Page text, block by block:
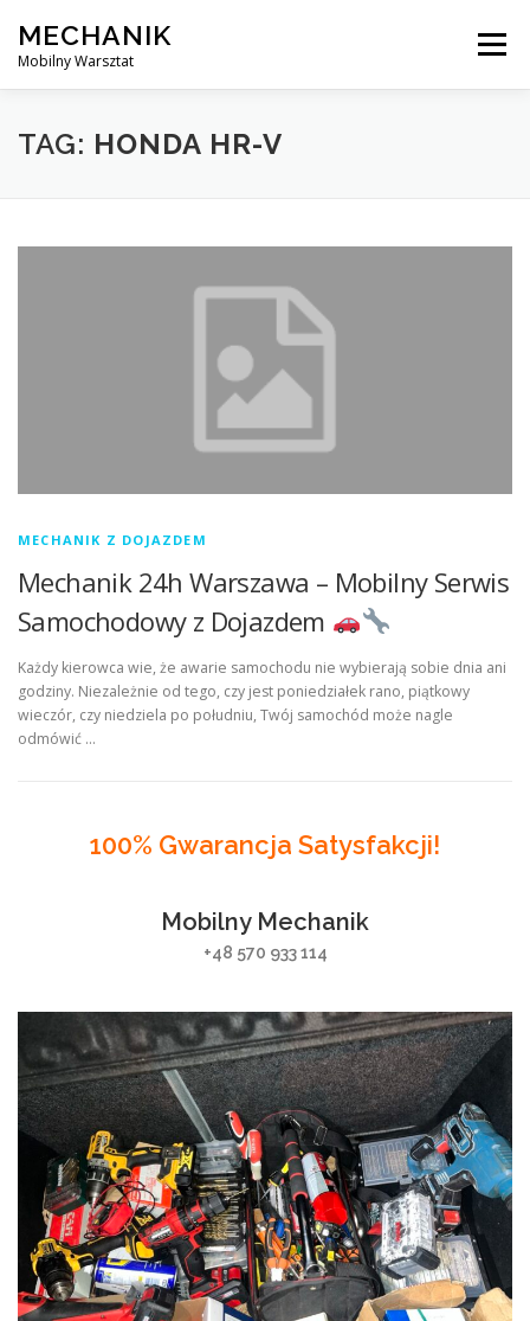
content
MECHANIK
Mobilny Warsztat
Menu
MOBILNY MECHANIK ELEKTRYK SAMOCHODOWY
TAG: HONDA HR-V
MECHANIK Z DOJAZDEM
Mechanik 24h Warszawa – Mobilny Serwis
Samochodowy z Dojazdem
Każdy kierowca wie, że awarie samochodu nie wybierają sobie dnia ani
godziny. Niezależnie od tego, czy jest poniedziałek rano, piątkowy
wieczór, czy niedziela po południu, Twój samochód może nagle
odmówić …
100% Gwarancja Satysfakcji!
Mobilny Mechanik
+48 570 933 114